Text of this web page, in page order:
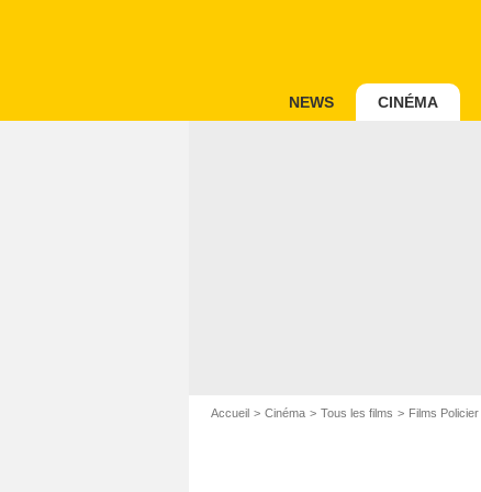
NEWS CINÉMA
Accueil Cinéma Tous les films Films Policier